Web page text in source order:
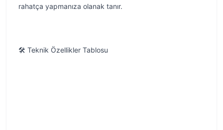
rahatça yapmanıza olanak tanır.
🛠️ Teknik Özellikler Tablosu